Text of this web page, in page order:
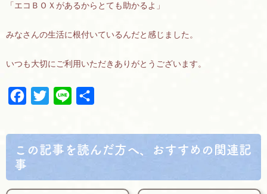
「エコＢＯＸがあるからとても助かるよ」
みなさんの生活に根付いているんだと感じました。
いつも大切にご利用いただきありがとうございます。
e
b
o
w
t
t
r
e
この記事を読んだ方へ、おすすめの関連記
事